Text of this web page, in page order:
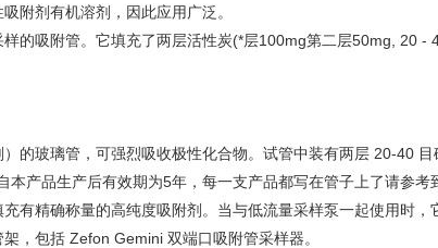
附剂有机溶剂，因此应用广泛。
的吸附管。它填充了两层活性炭(*层100mg第二层50mg, 20 -
的玻璃管，可强烈吸收极性化合物。试管中装有两层 20-40
本产品生产后有效期为5年，每一支产品都写在管子上了请参考
有精确称量的高纯度吸附剂。当与低流量采样泵一起使用时
，包括 Zefon Gemini 双端口吸附管采样器。